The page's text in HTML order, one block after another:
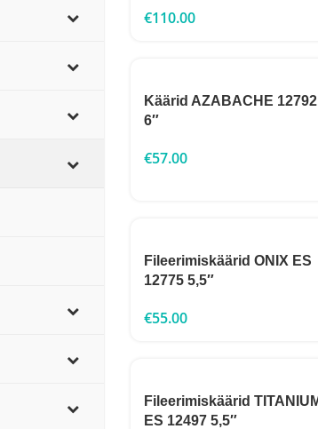
€110.00
Käärid AZABACHE 12792
6″
€57.00
Fileerimiskäärid ONIX ES
12775 5,5″
€55.00
Fileerimiskäärid
ES 12497 5,5″